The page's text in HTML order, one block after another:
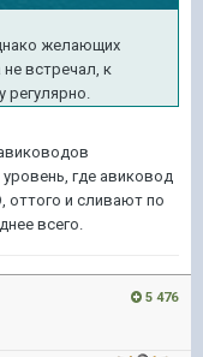
желающих
встречал, к
регулярно.
где авиковод
оттого и сливают по
всего.
5 476